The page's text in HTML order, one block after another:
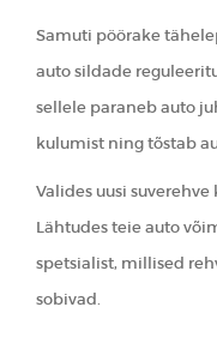
Samuti pöörake
auto sildade
sellele paraneb auto
kulumist ning tõstab
Valides uusi
Lähtudes teie auto
spetsialist, millised
sobivad.